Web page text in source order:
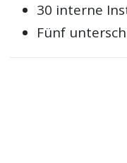
30 interne
Fünf